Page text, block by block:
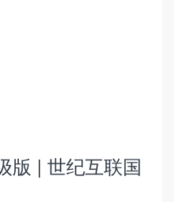
版 | 世纪互联国